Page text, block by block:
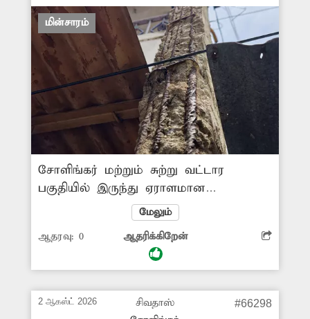
மின்சாரம்
சோளிங்கர் மற்றும் சுற்று வட்டார
பகுதியில் இருந்து ஏராளமான
பொதுமக்கள் மளிகைப் பொருட்கள்,
காய்கறிகள், தங்க நகைகள், துணிகள்
வாங்க நகரில் உள்ள பஜாருக்கு
வருகின்றனர். அங்கு கிராம நிர்வாக
இடையே ஒரு மின்கம்பம்
சேதமடைந்துள்ளது. அந்த மின்
மேலும்
ஆதரவு: 0 ஆதரிக்கிறேன்
2 ஆகஸ்ட் 2026
சிவதாஸ்
#66298